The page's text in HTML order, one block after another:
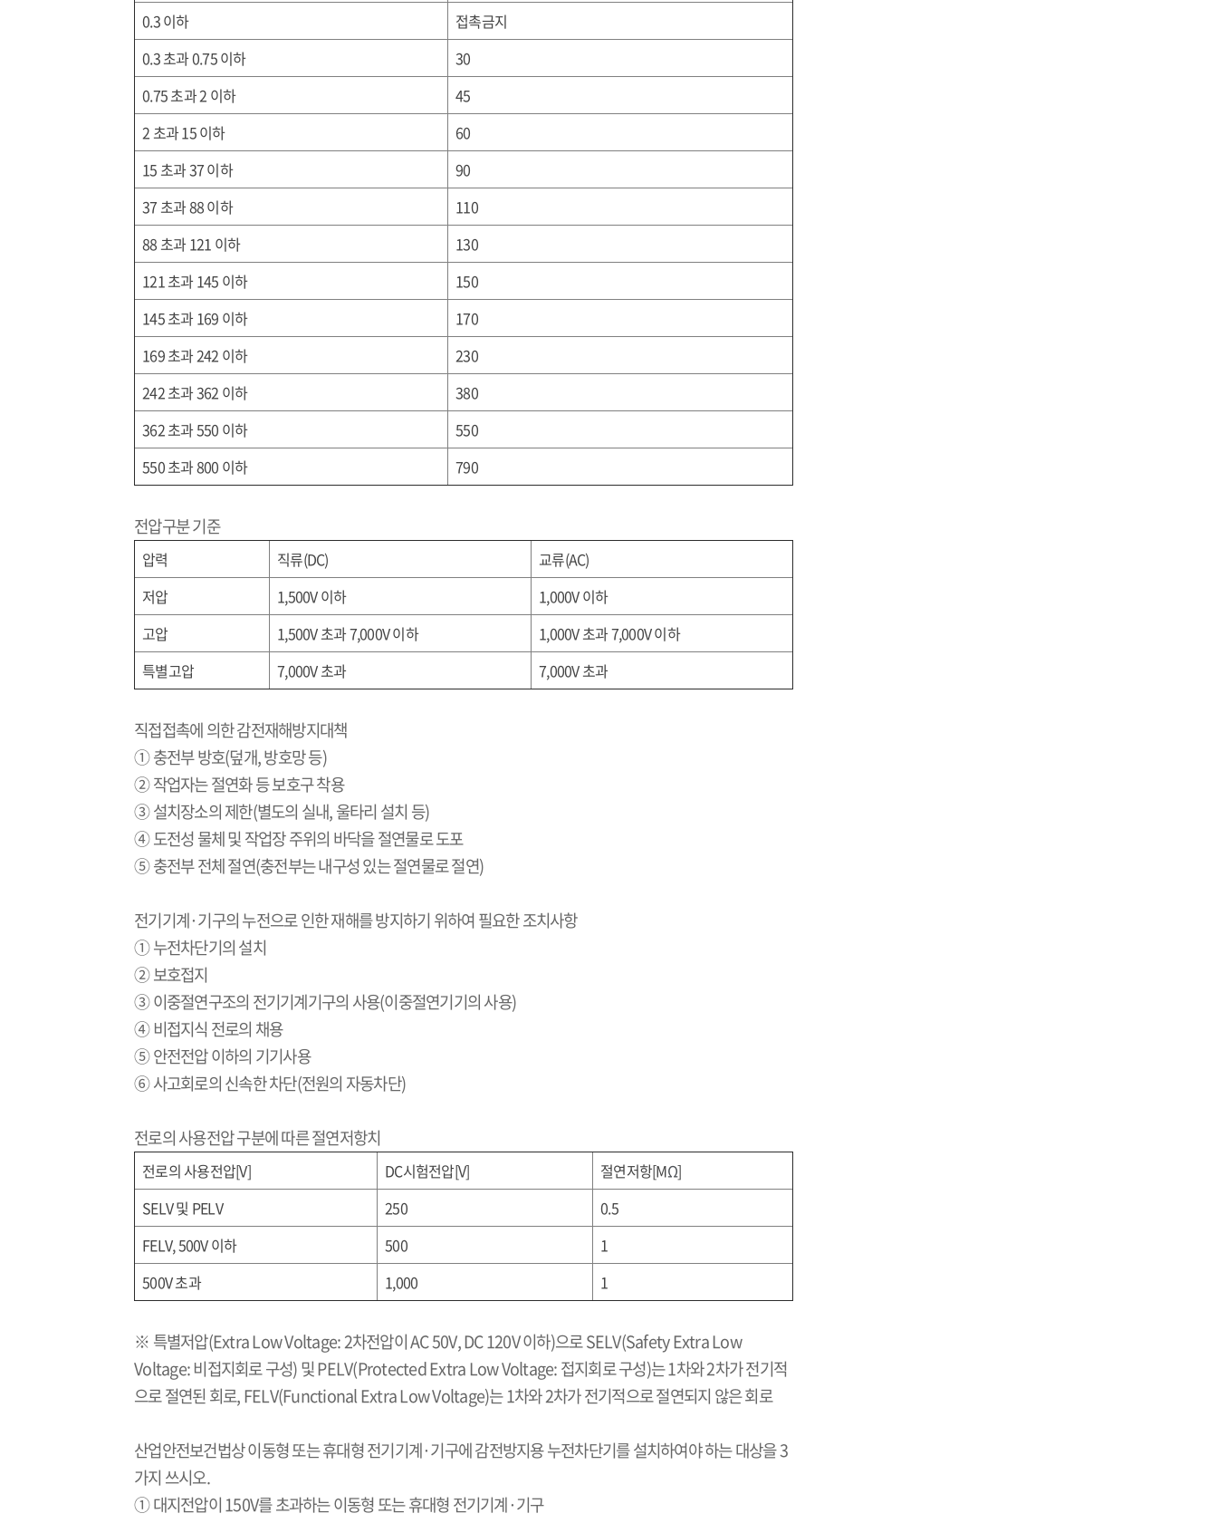
0.3이하
접촉금지
0.3초과0.75이하
30
0.75초과2 이하
45
2초과15이하
60
15초과37이하
90
37초과88이하
110
88초과121 이하
130
121초과145 이하
150
145초과169 이하
170
169초과242 이하
230
242초과362 이하
380
362초과550 이하
550
550초과800 이하 790
전압구분 기준
압력 직류(DC) 교류(AC)
저압
1,500V이하 1,000V이하
고압
1,500V초과7,000V이하 1,000V초과7,000V이하
특별고압
7,000V초과 7,000V초과
직접접촉에 의한 감전재해방지대책
① 충전부 방호(덮개,방호망 등)
② 작업자는 절연화 등 보호구 착용
③ 설치장소의 제한(별도의 실내,울타리 설치 등)
④ 도전성 물체 및 작업장 주위의 바닥을 절연물로 도포
⑤ 충전부 전체 절연(충전부는 내구성 있는 절연물로 절연)
전기기계·기구의 누전으로 인한 재해를 방지하기 위하여 필요한 조치사항
① 누전차단기의 설치
② 보호접지
③ 이중절연구조의 전기기계기구의 사용(이중절연기기의 사용)
④ 비접지식 전로의 채용
⑤ 안전전압 이하의 기기사용
⑥ 사고회로의 신속한 차단(전원의 자동차단)
전로의 사용전압 구분에 따른 절연저항치
전로의 사용전압[V] DC시험전압[V] 절연저항[MΩ]
SELV및 PELV 250
0.5
FELV, 500V이하 500
1
500V초과 1,000 1
※ 특별저압(Extra Low Voltage: 2차전압이AC 50V, DC 120V이하)으로SELV(Safety Extra Low
Voltage:비접지회로 구성)및PELV(Protected Extra Low Voltage:접지회로 구성)는1차와2차가 전기적
으로 절연된 회로, FELV(Functional Extra Low Voltage)는1차와2차가 전기적으로 절연되지 않은 회로
산업안전보건법상 이동형 또는 휴대형 전기기계·기구에 감전방지용 누전차단기를 설치하여야 하는 대상을3
가지 쓰시오.
① 대지전압이150V를 초과하는 이동형 또는 휴대형 전기기계·기구